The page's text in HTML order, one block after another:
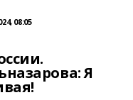
08:05
Я